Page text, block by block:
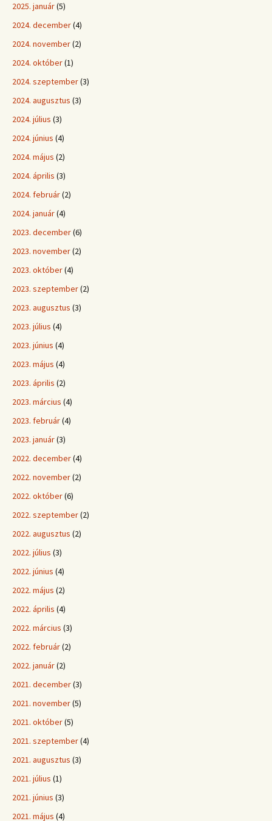
2025. január(5)
2024. december(4)
2024. november(2)
2024. október(1)
2024. szeptember(3)
2024. augusztus (3)
2024. július (3)
2024. június (4)
2024. május (2)
2024. április (3)
2024. február(2)
2024. január(4)
2023. december(6)
2023. november(2)
2023. október(4)
2023. szeptember(2)
2023. augusztus (3)
2023. július (4)
2023. június (4)
2023. május (4)
2023. április (2)
2023. március (4)
2023. február(4)
2023. január(3)
2022. december(4)
2022. november(2)
2022. október(6)
2022. szeptember(2)
2022. augusztus (2)
2022. július (3)
2022. június (4)
2022. május (2)
2022. április (4)
2022. március (3)
2022. február(2)
2022. január(2)
2021. december(3)
2021. november(5)
2021. október(5)
2021. szeptember(4)
2021. augusztus (3)
2021. július (1)
2021. június (3)
2021. május (4)